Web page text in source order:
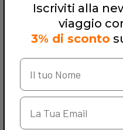
Iscriviti alla
viaggio
3% di sconto